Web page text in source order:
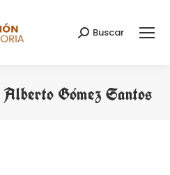
Buscar:
Buscar
Alberto Gómez Santos